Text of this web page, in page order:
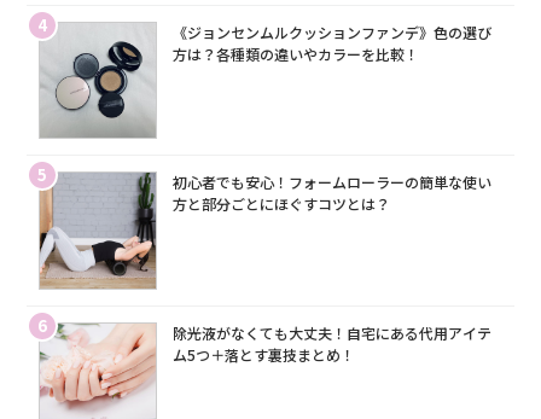
4
《ジョンセンムルクッションファンデ》色の選び
方は？各種類の違いやカラーを比較！
5
初心者でも安心！フォームローラーの簡単な使い
方と部分ごとにほぐすコツとは？
6
除光液がなくても大丈夫！自宅にある代用アイテ
ム5つ＋落とす裏技まとめ！